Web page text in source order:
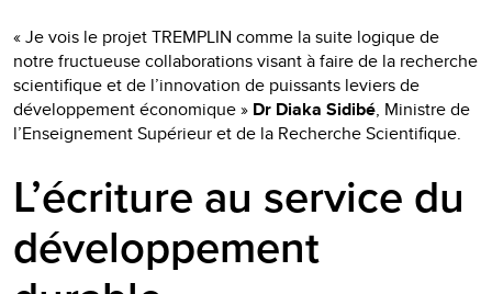
« Je vois le projet TREMPLIN comme la suite logique de
notre fructueuse collaborations visant à faire de la recherche
scientifique et de l’innovation de puissants leviers de
développement économique » Dr Diaka Sidibé, Ministre de
l’Enseignement Supérieur et de la Recherche Scientifique.
L’écriture au service du
développement